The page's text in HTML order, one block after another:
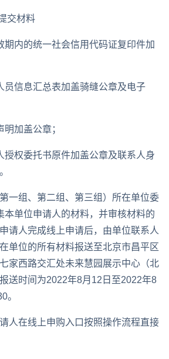
交材料
期内的统一社会信用代码证复印件加
员信息汇总表加盖骑缝公章及电子
明加盖公章；
授权委托书原件加盖公章及联系人身
一组、第二组、第三组）所在单位委
本单位申请人的材料，并审核材料的
请人完成线上申请后，由单位联系人
单位的所有材料报送至北京市昌平区
家西路交汇处未来慧园展示中心（北
送时间为2022年8月12日至2022年8
。
人在线上申购入口按照操作流程直接